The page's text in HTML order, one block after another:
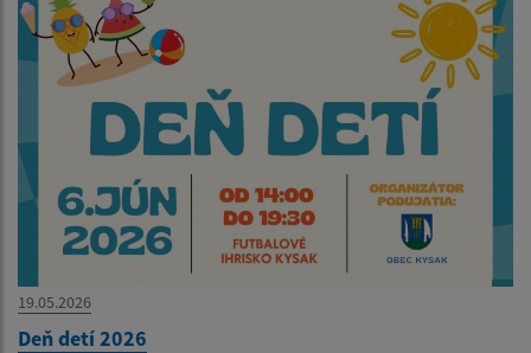
19.05.2026
Deň detí 2026